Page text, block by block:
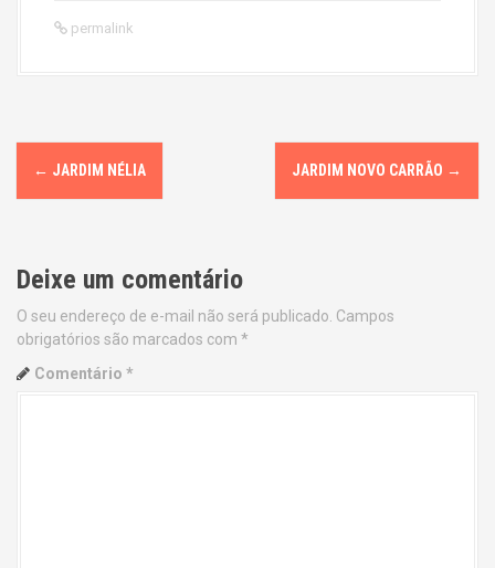
permalink
P
o
t
n
a
← JARDIM NÉLIA JARDIM NOVO CARRÃO →
Deixe um comentário
O seu endereço de e-mail não será publicado. Campos
obrigatórios são marcados com *
Comentário *